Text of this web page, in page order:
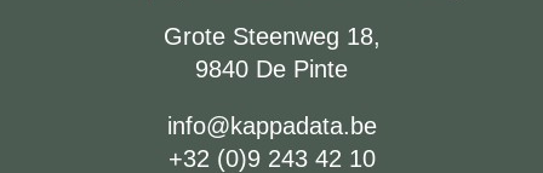
Grote Steenweg 18,
9840 De Pinte
info@kappadata.be
+32 (0)9 243 42 10